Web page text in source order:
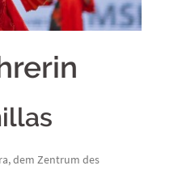
dem Zentrum des